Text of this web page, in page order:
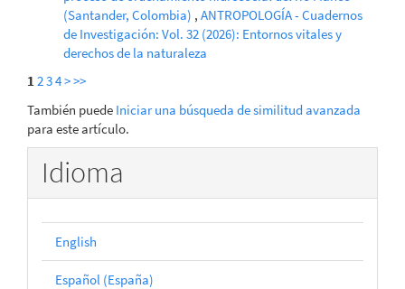
(Santander, Colombia) , ANTROPOLOGÍA - Cuadernos
de Investigación: Vol. 32 (2026): Entornos vitales y
derechos de la naturaleza
1 234>>>
También puede Iniciar una búsqueda de similitud avanzada
para este artículo.
Idioma
English
Español (España)